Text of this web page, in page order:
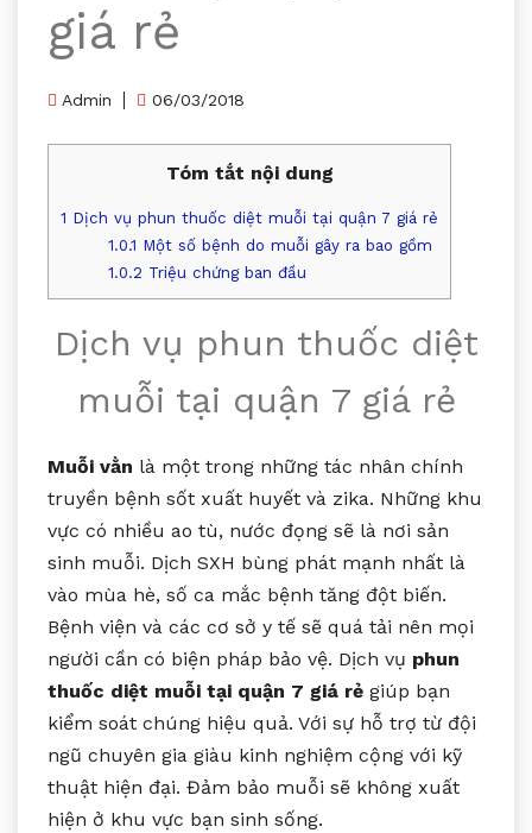
giá rẻ
Admin 06/03/2018
Tóm tắt nội dung
1 Dịch vụ phun thuốc diệt muỗi tại quận 7 giá rẻ
1.0.1 Một số bệnh do muỗi gây ra bao gồm
1.0.2 Triệu chứng ban đầu
Dịch vụ phun thuốc diệt
muỗi tại quận 7 giá rẻ
Muỗi vằn là một trong những tác nhân chính
truyền bệnh sốt xuất huyết và zika. Những khu
vực có nhiều ao tù, nước đọng sẽ là nơi sản
sinh muỗi. Dịch SXH bùng phát mạnh nhất là
vào mùa hè, số ca mắc bệnh tăng đột biến.
Bệnh viện và các cơ sở y tế sẽ quá tải nên mọi
người cần có biện pháp bảo vệ. Dịch vụ phun
thuốc diệt muỗi tại quận 7 giá rẻ giúp bạn
kiểm soát chúng hiệu quả. Với sự hỗ trợ từ đội
ngũ chuyên gia giàu kinh nghiệm cộng với kỹ
thuật hiện đại. Đảm bảo muỗi sẽ không xuất
hiện ở khu vực bạn sinh sống.